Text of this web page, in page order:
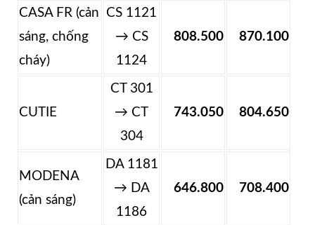
CASA FR (cản
sáng, chống
cháy)
CS 1121
→ CS
1124
808.500 870.100
CUTIE
CT 301
→ CT
304
743.050 804.650
MODENA
(cản sáng)
DA 1181
→ DA
1186
646.800 708.400